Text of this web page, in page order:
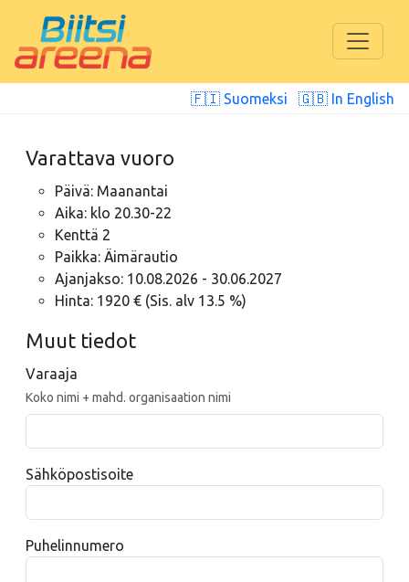
🇫🇮 Suomeksi 🇬🇧 In English
Varattava vuoro
Päivä: Maanantai
Aika: klo 20.30-22
Kenttä 2
Paikka: Äimärautio
Ajanjakso: 10.08.2026 - 30.06.2027
Hinta: 1920 € (Sis. alv 13.5 %)
Muut tiedot
Varaaja
Koko nimi + mahd. organisaation nimi
Sähköpostisoite
Puhelinnumero